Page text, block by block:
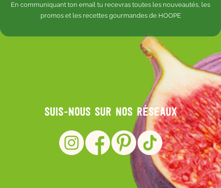
En communiquant ton email tu recevras toutes les nouveautés, les
promos et les recettes gourmandes de HOOPE
Suis-nous sur nos réseaux